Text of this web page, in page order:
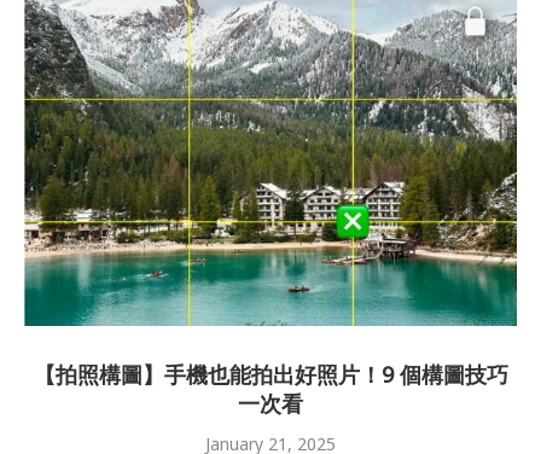
【拍照構圖】手機也能拍出好照片！9 個構圖技巧
一次看
January 21, 2025